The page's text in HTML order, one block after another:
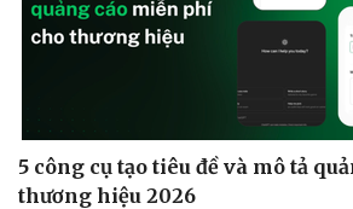
5 công cụ tạo tiêu đề và mô tả
thương hiệu 2026